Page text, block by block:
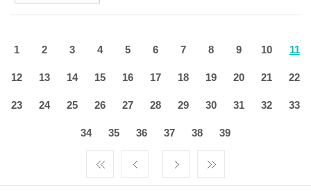
1 2 3 4 5 6 7 8 9 10 11
12 13 14 15 16 17 18 19 20 21 22
23 24 25 26 27 28 29 30 31 32 33
34 35 36 37 38 39